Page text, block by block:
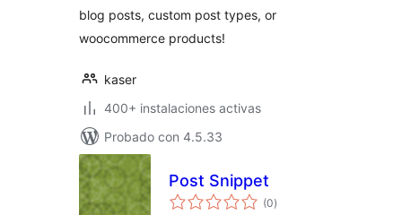
blog posts, custom post types, or
woocommerce products!
kaser
400+ instalaciones activas
Probado con 4.5.33
Post Snippet
(0total
de
)